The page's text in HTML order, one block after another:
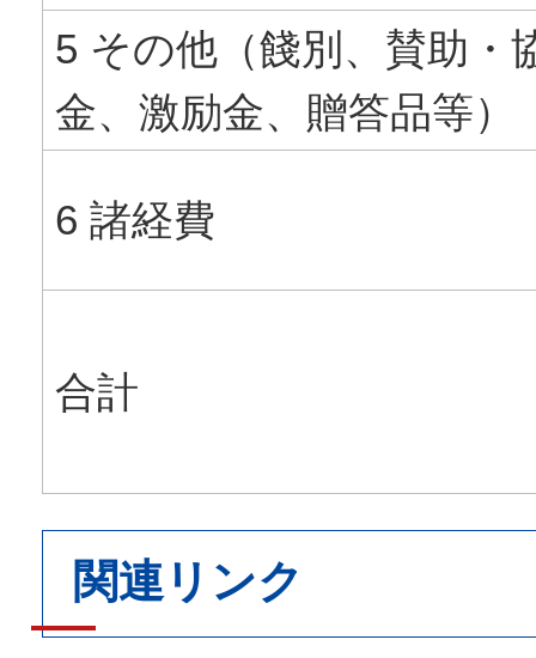
5 その他（餞別、賛助・
金、激励金、贈答品等）
6 諸経費
合計
関連リンク